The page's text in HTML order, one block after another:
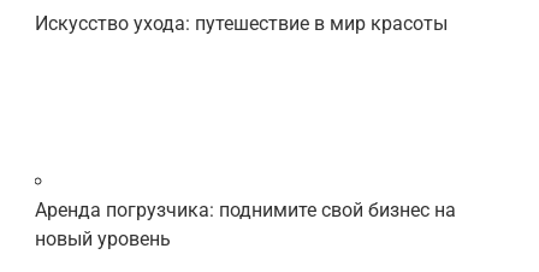
Искусство ухода: путешествие в мир красоты
Аренда погрузчика: поднимите свой бизнес на
новый уровень